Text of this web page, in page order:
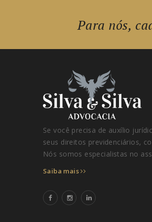
Para nós,
Se você precisa de auxílio
seus direitos previdenciários,
Nós somos especialistas no
Saiba mais